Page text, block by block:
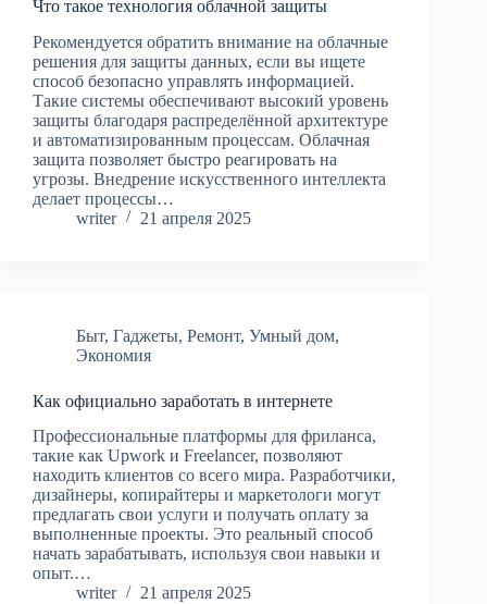
Что такое технология облачной защиты
Рекомендуется обратить внимание на облачные
решения для защиты данных, если вы ищете
способ безопасно управлять информацией.
Такие системы обеспечивают высокий уровень
защиты благодаря распределённой архитектуре
и автоматизированным процессам. Облачная
защита позволяет быстро реагировать на
угрозы. Внедрение искусственного интеллекта
делает процессы…
writer
21 апреля 2025
Быт, Гаджеты, Ремонт, Умный дом,
Экономия
Как официально заработать в интернете
Профессиональные платформы для фриланса,
такие как Upwork и Freelancer, позволяют
находить клиентов со всего мира. Разработчики,
дизайнеры, копирайтеры и маркетологи могут
предлагать свои услуги и получать оплату за
выполненные проекты. Это реальный способ
начать зарабатывать, используя свои навыки и
опыт.…
writer
21 апреля 2025